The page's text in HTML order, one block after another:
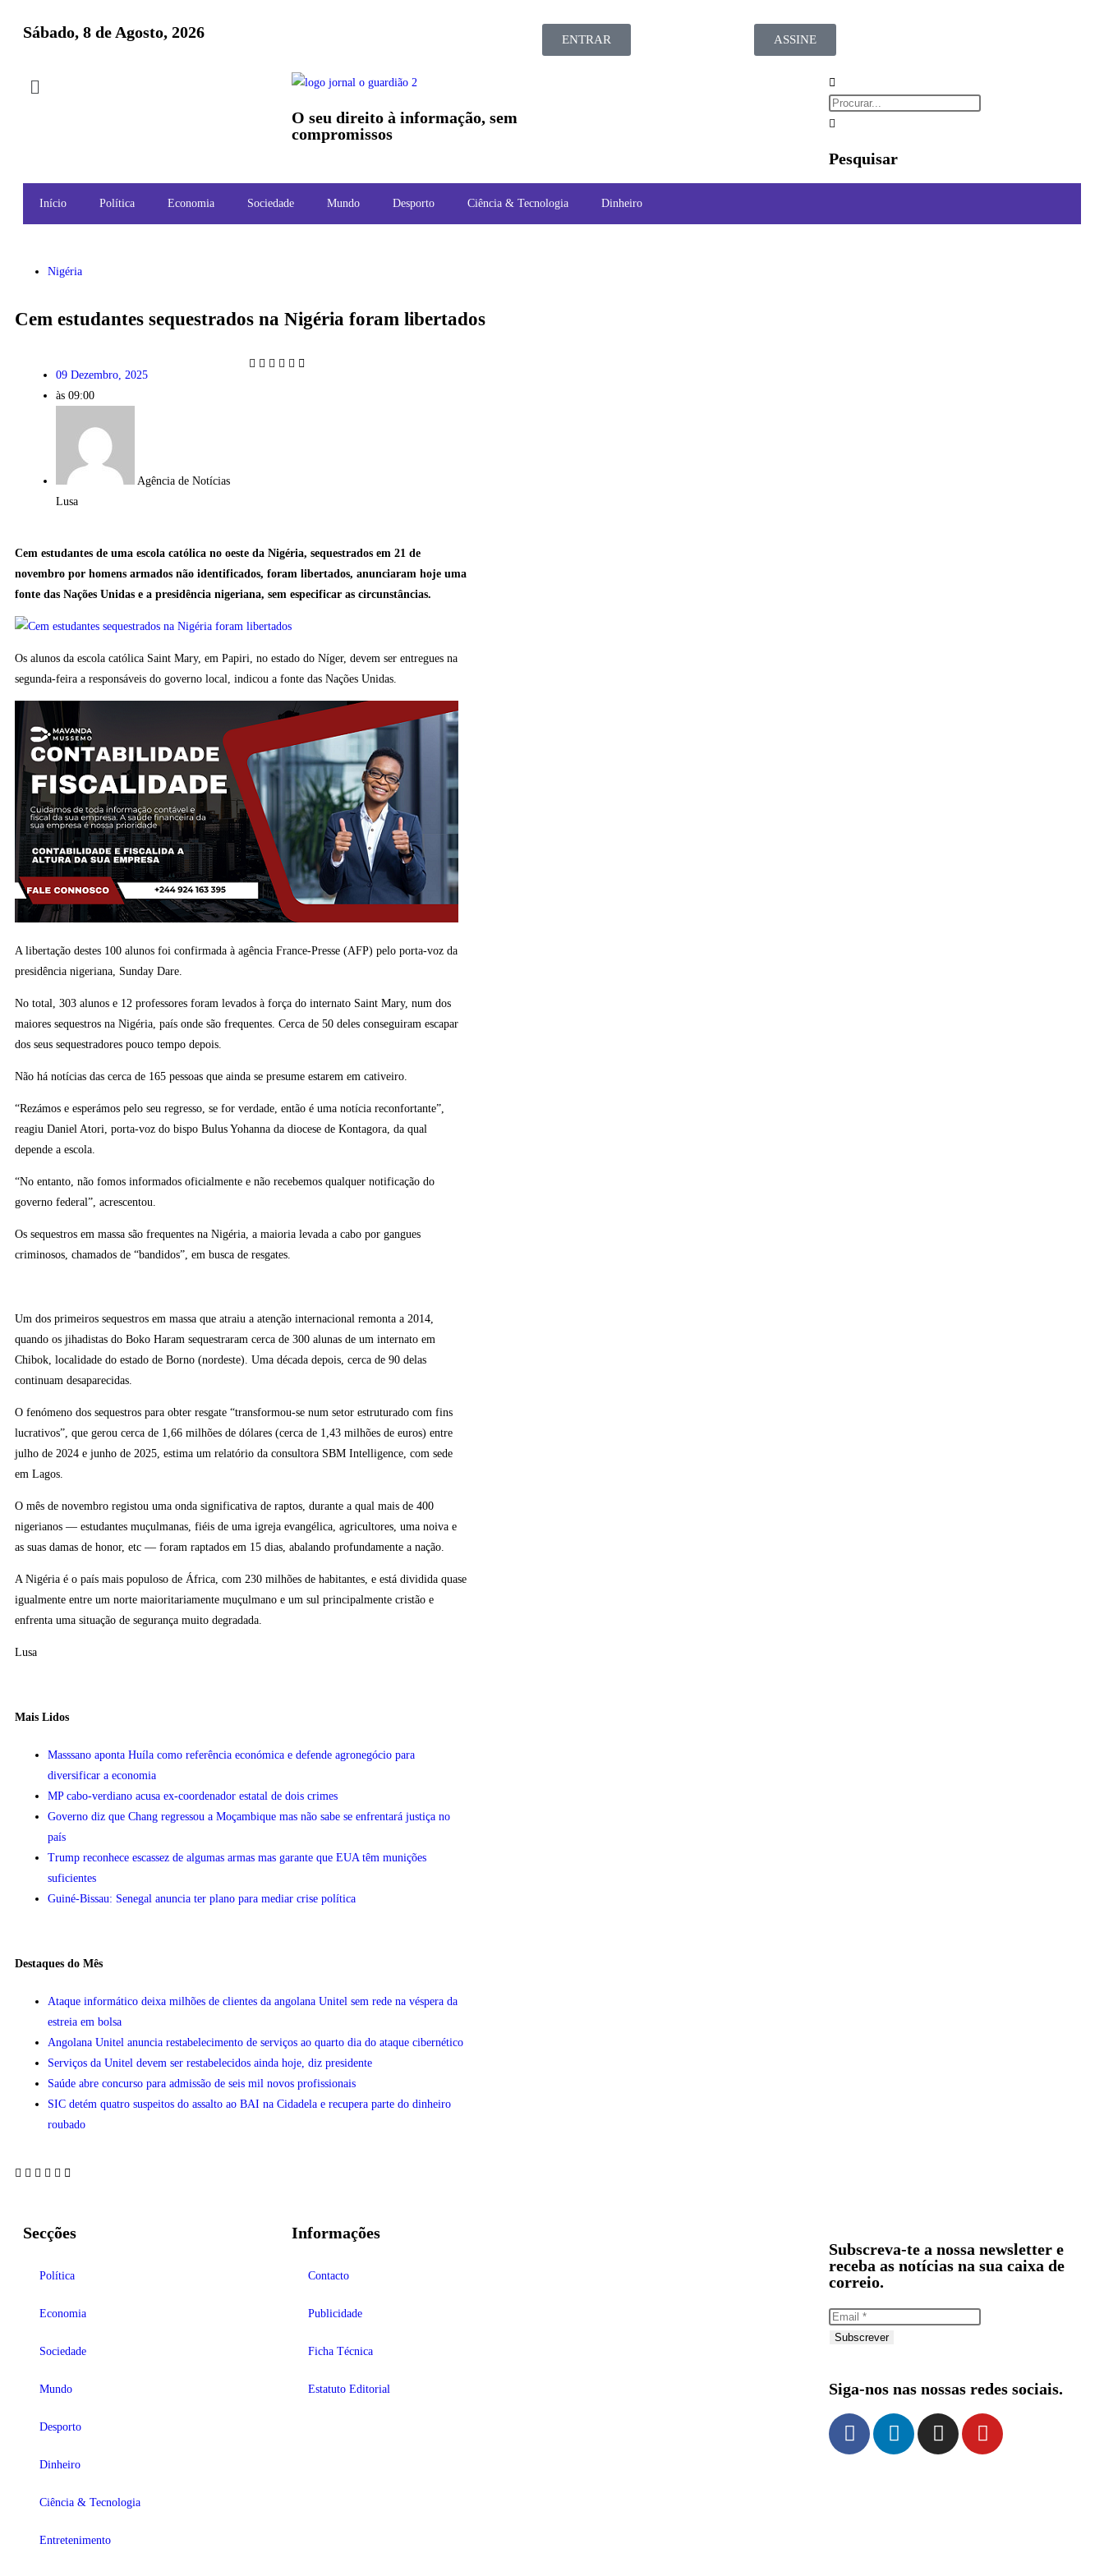
Sábado, 8 de Agosto, 2026 ENTRAR ASSINE
O seu direito à informação, sem
compromissos
Pesquisar
Início Política Economia Sociedade Mundo Desporto Ciência & Tecnologia Dinheiro
Nigéria
Cem estudantes sequestrados na Nigéria foram libertados
09 Dezembro, 2025
às 09:00
Agência de Notícias
Lusa
Cem estudantes de uma escola católica no oeste da Nigéria, sequestrados em 21 de
novembro por homens armados não identificados, foram libertados, anunciaram hoje uma
fonte das Nações Unidas e a presidência nigeriana, sem especificar as circunstâncias.
Os alunos da escola católica Saint Mary, em Papiri, no estado do Níger, devem ser entregues na
segunda-feira a responsáveis do governo local, indicou a fonte das Nações Unidas.
A libertação destes 100 alunos foi confirmada à agência France-Presse (AFP) pelo porta-voz da
presidência nigeriana, Sunday Dare.
No total, 303 alunos e 12 professores foram levados à força do internato Saint Mary, num dos
maiores sequestros na Nigéria, país onde são frequentes. Cerca de 50 deles conseguiram escapar
dos seus sequestradores pouco tempo depois.
Não há notícias das cerca de 165 pessoas que ainda se presume estarem em cativeiro.
“Rezámos e esperámos pelo seu regresso, se for verdade, então é uma notícia reconfortante”,
reagiu Daniel Atori, porta-voz do bispo Bulus Yohanna da diocese de Kontagora, da qual
depende a escola.
“No entanto, não fomos informados oficialmente e não recebemos qualquer notificação do
governo federal”, acrescentou.
Os sequestros em massa são frequentes na Nigéria, a maioria levada a cabo por gangues
criminosos, chamados de “bandidos”, em busca de resgates.
Um dos primeiros sequestros em massa que atraiu a atenção internacional remonta a 2014,
quando os jihadistas do Boko Haram sequestraram cerca de 300 alunas de um internato em
Chibok, localidade do estado de Borno (nordeste). Uma década depois, cerca de 90 delas
continuam desaparecidas.
O fenómeno dos sequestros para obter resgate “transformou-se num setor estruturado com fins
lucrativos”, que gerou cerca de 1,66 milhões de dólares (cerca de 1,43 milhões de euros) entre
julho de 2024 e junho de 2025, estima um relatório da consultora SBM Intelligence, com sede
em Lagos.
O mês de novembro registou uma onda significativa de raptos, durante a qual mais de 400
nigerianos — estudantes muçulmanas, fiéis de uma igreja evangélica, agricultores, uma noiva e
as suas damas de honor, etc — foram raptados em 15 dias, abalando profundamente a nação.
A Nigéria é o país mais populoso de África, com 230 milhões de habitantes, e está dividida quase
igualmente entre um norte maioritariamente muçulmano e um sul principalmente cristão e
enfrenta uma situação de segurança muito degradada.
Lusa
Mais Lidos
Masssano aponta Huíla como referência económica e defende agronegócio para
diversificar a economia
MP cabo-verdiano acusa ex-coordenador estatal de dois crimes
Governo diz que Chang regressou a Moçambique mas não sabe se enfrentará justiça no
país
Trump reconhece escassez de algumas armas mas garante que EUA têm munições
suficientes
Guiné-Bissau: Senegal anuncia ter plano para mediar crise política
Destaques do Mês
Ataque informático deixa milhões de clientes da angolana Unitel sem rede na véspera da
estreia em bolsa
Angolana Unitel anuncia restabelecimento de serviços ao quarto dia do ataque cibernético
Serviços da Unitel devem ser restabelecidos ainda hoje, diz presidente
Saúde abre concurso para admissão de seis mil novos profissionais
SIC detém quatro suspeitos do assalto ao BAI na Cidadela e recupera parte do dinheiro
roubado
Secções
Política
Economia
Sociedade
Mundo
Desporto
Dinheiro
Ciência & Tecnologia
Entretenimento
Informações
Contacto
Publicidade
Ficha Técnica
Estatuto Editorial
Subscreva-te a nossa newsletter e
receba as notícias na sua caixa de
correio.
Subscrever
Siga-nos nas nossas redes sociais.